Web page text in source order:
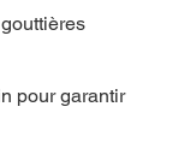
pour garantir